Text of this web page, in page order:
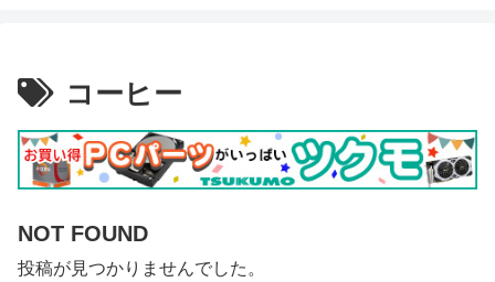
コーヒー
NOT FOUND
投稿が見つかりませんでした。